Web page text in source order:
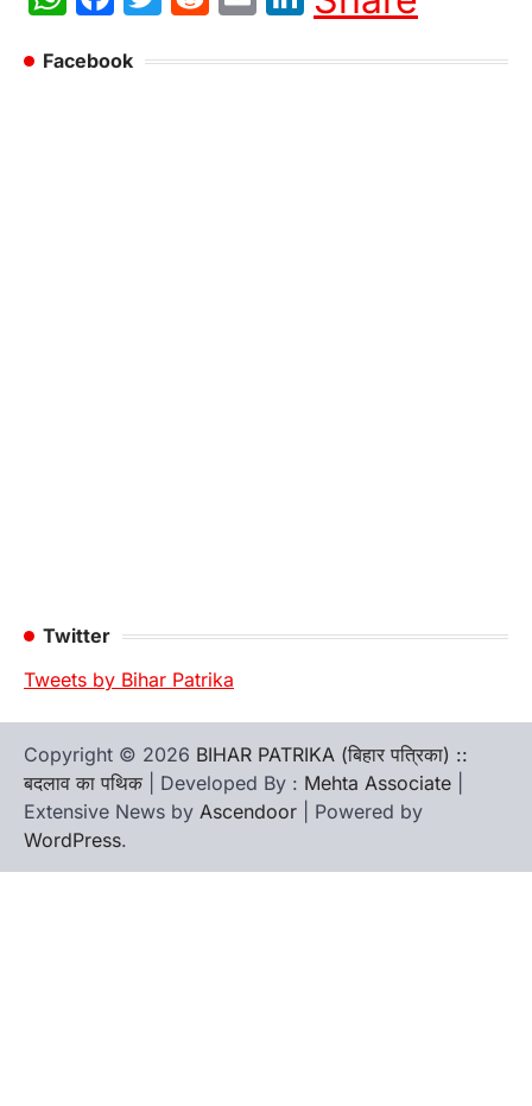
Facebook
Twitter
Tweets by Bihar Patrika
Copyright © 2026 BIHAR PATRIKA (बिहार पत्रिका) ::
बदलाव का पथिक | Developed By : Mehta Associate
Extensive News by Ascendoor | Powered by
WordPress.